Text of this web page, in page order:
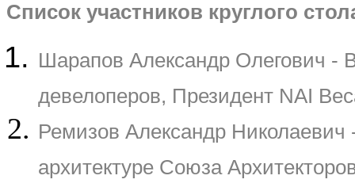
Список участников круглого
Шарапов Александр Олегович -
девелоперов, Президент NAI
Ремизов Александр Николаевич
архитектуре Союза